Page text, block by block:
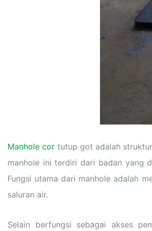
Manhole cor tutup got adalah
manhole ini terdiri dari badan yang
Fungsi utama dari manhole adalah
saluran air.
Selain berfungsi sebagai akses